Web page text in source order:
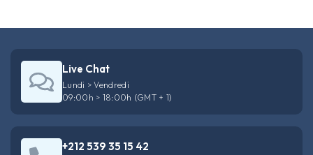
Live Chat
Lundi > Vendredi
09:00h > 18:00h (GMT + 1)
+212 539 35 15 42